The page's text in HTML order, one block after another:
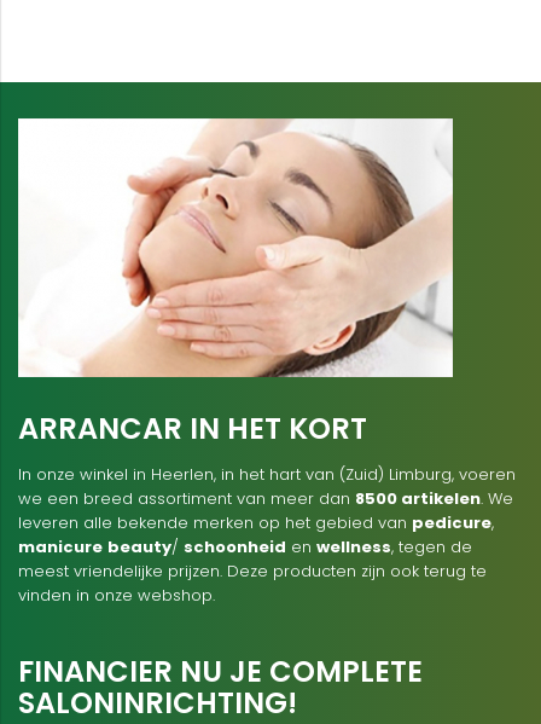
ARRANCAR IN HET KORT
In onze winkel in Heerlen, in het hart van (Zuid) Limburg, voeren
we een breed assortiment van meer dan 8500 artikelen. We
leveren alle bekende merken op het gebied van pedicure,
manicure beauty/ schoonheid en wellness, tegen de
meest vriendelijke prijzen. Deze producten zijn ook terug te
vinden in onze webshop.
FINANCIER NU JE COMPLETE
SALONINRICHTING!